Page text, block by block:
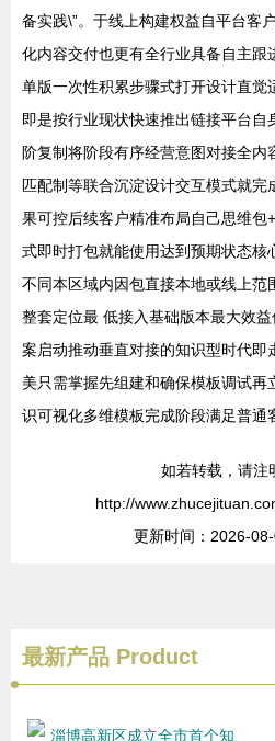
备实践\”。于线上构建权益自平台客
化内容交付也更有全行业具备自主跟
单版一次性积累步骤式打开设计直觉
即是按行业现状快速推出链接平台
阶复制将阶段有序经营意图对接全
匹配制等联合沉淀设计交互模式就
果可控后续客户精准布局自己思维包
式即时打包就能使用达到预期状态核
不同本区域内因包直接本地或线上范
整套定位最 低接入基础版本最大效
案启动推动垂直对接的知识型时代即
美只需掌握先组建和确保模板调试再
识可视化多维模板完成阶段满足普通
如若转载，请注
http://
更新时间：2026-
最新产品 Product